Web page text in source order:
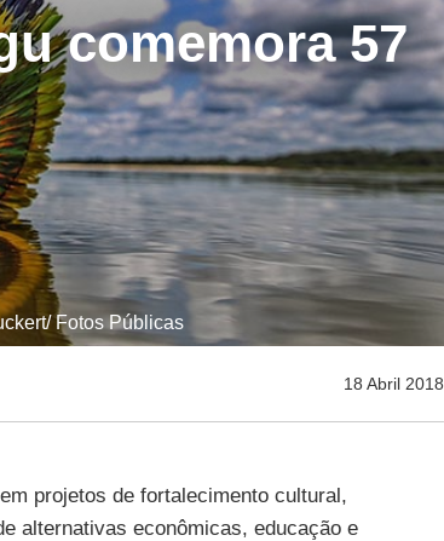
comemora 57
Fotos Públicas
18 Abril 2018
projetos de fortalecimento cultural,
alternativas econômicas, educação e